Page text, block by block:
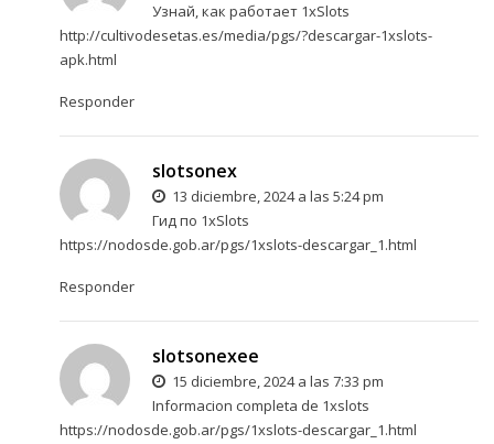
Узнай, как работает 1xSlots
http://cultivodesetas.es/media/pgs/?descargar-1xslots-
apk.html
Responder
slotsonex
13 diciembre, 2024 a las 5:24 pm
Гид по 1xSlots
https://nodosde.gob.ar/pgs/1xslots-descargar_1.html
Responder
slotsonexee
15 diciembre, 2024 a las 7:33 pm
Informacion completa de 1xslots
https://nodosde.gob.ar/pgs/1xslots-descargar_1.html